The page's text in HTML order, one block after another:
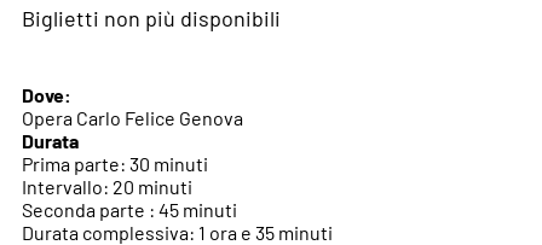
Biglietti non più disponibili
Dove:
Opera Carlo Felice Genova
Durata
Prima parte: 30 minuti
Intervallo: 20 minuti
Seconda parte : 45 minuti
Durata complessiva: 1 ora e 35 minuti